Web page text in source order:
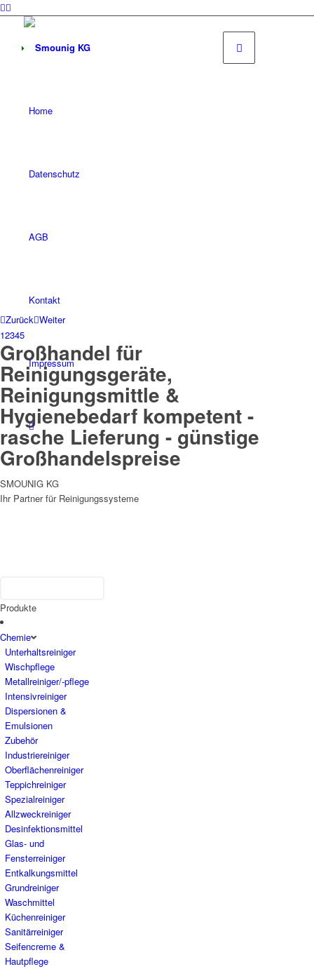
Home
Datenschutz
AGB
Kontakt
Impressum
Zurück Weiter
12345
Großhandel für
Reinigungsgeräte,
Reinigungsmittle &
Hygienebedarf kompetent -
rasche Lieferung - günstige
Großhandelspreise
SMOUNIG KG
Ihr Partner für Reinigungssysteme
Produkte
Chemie
Unterhaltsreiniger
Wischpflege
Metallreiniger/-pflege
Intensivreiniger
Dispersionen &
Emulsionen
Zubehör
Industriereiniger
Oberflächenreiniger
Teppichreiniger
Spezialreiniger
Allzweckreiniger
Desinfektionsmittel
Glas- und
Fensterreiniger
Entkalkungsmittel
Grundreiniger
Waschmittel
Küchenreiniger
Sanitärreiniger
Seifencreme &
Hautpflege